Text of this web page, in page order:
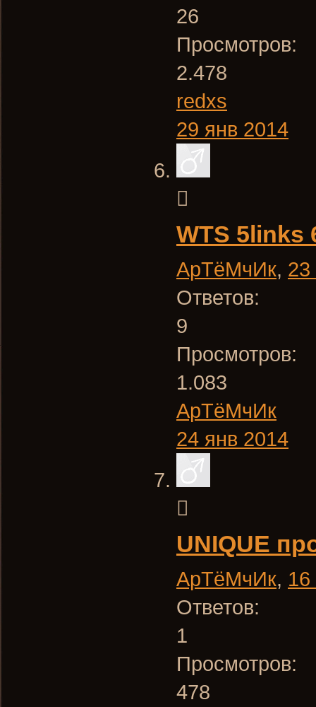
26
Просмотров:
2.478
redxs
29 янв 2014
WTS 5links
АрТёМчИк, 23
Ответов:
9
Просмотров:
1.083
АрТёМчИк
24 янв 2014
UNIQUE
АрТёМчИк, 16
Ответов:
1
Просмотров:
478